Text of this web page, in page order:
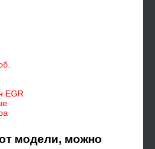
EGR
модели, можно